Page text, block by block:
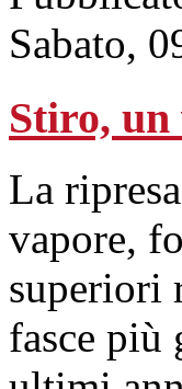
Sabato,
Stiro, un
La
vapore,
superiori
fasce più